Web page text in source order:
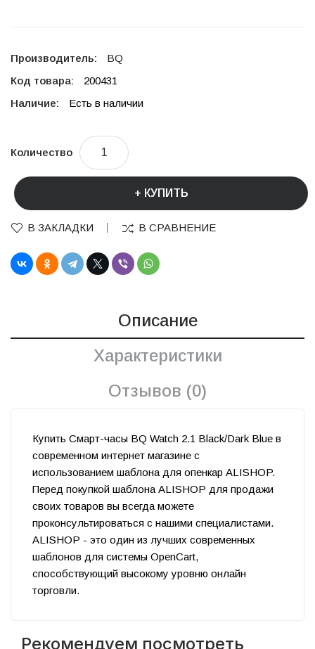
Производитель:
BQ
Код товара:
200431
Наличие:
Есть в наличии
Количество
КУПИТЬ
В ЗАКЛАДКИ В СРАВНЕНИЕ
Описание
Характеристики
Отзывов (0)
Купить Смарт-часы BQ Watch 2.1 Black/Dark Blue в
современном интернет магазине с
использованием шаблона для опенкар ALISHOP.
Перед покупкой шаблона ALISHOP для продажи
своих товаров вы всегда можете
проконсультироваться с нашими специалистами.
ALISHOP - это один из лучших современных
шаблонов для системы OpenCart,
способствующий высокому уровню онлайн
торговли.
Рекомендуем посмотреть